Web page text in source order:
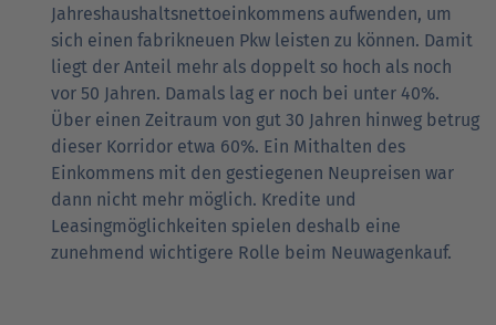
Jahreshaushaltsnettoeinkommens aufwenden, um
sich einen fabrikneuen Pkw leisten zu können. Damit
liegt der Anteil mehr als doppelt so hoch als noch
vor 50 Jahren. Damals lag er noch bei unter 40%.
Über einen Zeitraum von gut 30 Jahren hinweg betrug
dieser Korridor etwa 60%. Ein Mithalten des
Einkommens mit den gestiegenen Neupreisen war
dann nicht mehr möglich. Kredite und
Leasingmöglichkeiten spielen deshalb eine
zunehmend wichtigere Rolle beim Neuwagenkauf.